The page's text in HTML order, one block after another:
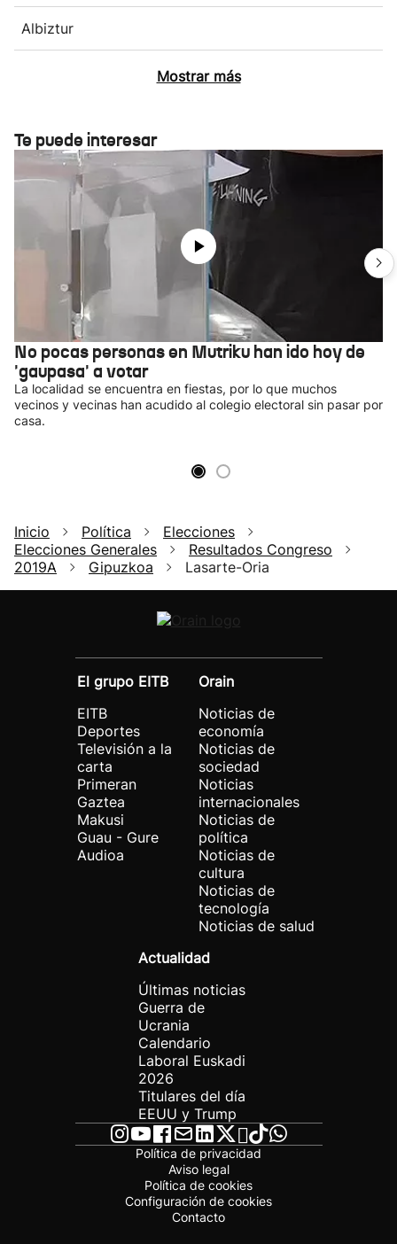
Albiztur
Mostrar más
Te puede interesar
No pocas personas en Mutriku han ido hoy de
'gaupasa' a votar
La localidad se encuentra en fiestas, por lo que muchos
vecinos y vecinas han acudido al colegio electoral sin pasar por
casa.
Inicio Política
Elecciones
Elecciones Generales
Resultados Congreso
2019A
Gipuzkoa Lasarte-Oria
El grupo EITB
EITB
Deportes
Televisión a la
carta
Primeran
Gaztea
Makusi
Guau - Gure
Audioa
Orain
Noticias de
economía
Noticias de
sociedad
Noticias
internacionales
Noticias de
política
Noticias de
cultura
Noticias de
tecnología
Noticias de salud
Actualidad
Últimas noticias
Guerra de
Ucrania
Calendario
Laboral Euskadi
2026
Titulares del día
EEUU y Trump
Política de privacidad
Aviso legal
Política de cookies
Configuración de cookies
Contacto